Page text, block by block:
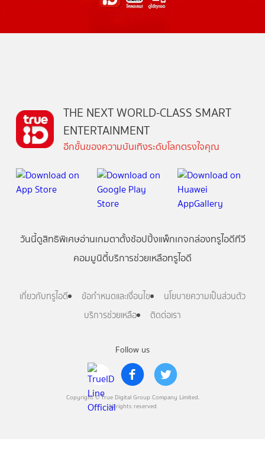
Follow us
Copyright © True Digital Group Company Limited.
All rights reserved
THE NEXT WORLD-CLASS SMART
ENTERTAINMENT
อีกขั้นของความบันเทิงระดับโลกตรงใจคุณ
วันนี้ดูสิทธิพิเศษอ่านเกมตาตั้งช้อปปิ้งแพ็กเกจกล่องทรูไอดีทีวี
คอมมูนิตี้บริการช่วยเหลือทรูไอดี
เกี่ยวกับทรูไอดี ข้อกำหนดและเงื่อนไข
นโยบายความเป็นส่วนตัว
บริการช่วยเหลือ
ติดต่อเรา